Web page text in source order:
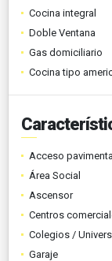
Cocina integral
Doble Ventana
Gas domiciliario
Cocina tipo
Acceso
Área Social
Ascensor
Centros
Colegios /
Garaje